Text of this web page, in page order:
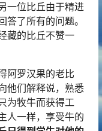
一位比丘由于精进
了所有的问题。
藏的比丘不赞一
阿罗汉果的老比
他们解释说，熟悉
为牧牛而获得工
人一样，享受牛的